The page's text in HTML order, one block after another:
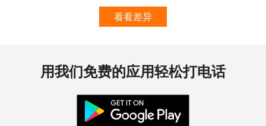
看看差异
用我们免费的应用轻松打电话